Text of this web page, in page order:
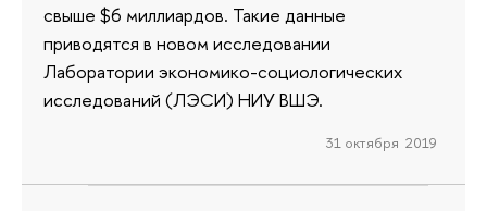
свыше $6 миллиардов. Такие данные
приводятся в новом исследовании
Лаборатории экономико-социологических
исследований (ЛЭСИ) НИУ ВШЭ.
31 октября 2019